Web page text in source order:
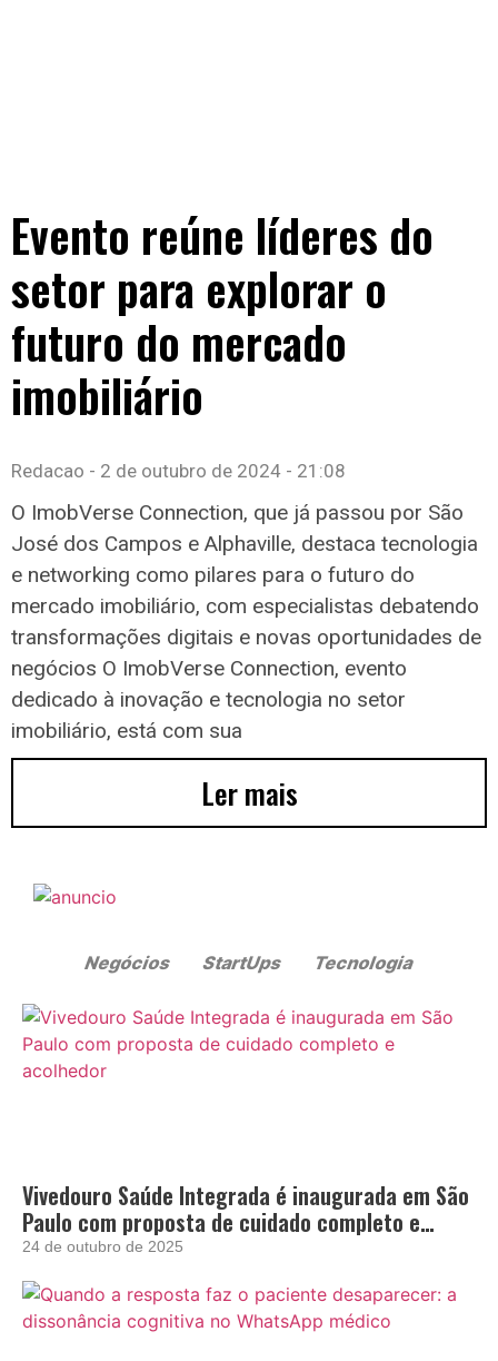
Evento reúne líderes do
setor para explorar o
futuro do mercado
imobiliário
Redacao 2 de outubro de 2024 21:08
O ImobVerse Connection, que já passou por São
José dos Campos e Alphaville, destaca tecnologia
e networking como pilares para o futuro do
mercado imobiliário, com especialistas debatendo
transformações digitais e novas oportunidades de
negócios O ImobVerse Connection, evento
dedicado à inovação e tecnologia no setor
imobiliário, está com sua
Ler mais
Vivedouro Saúde Integrada é inaugurada em São
Paulo com proposta de cuidado completo e
acolhedor
24 de outubro de 2025